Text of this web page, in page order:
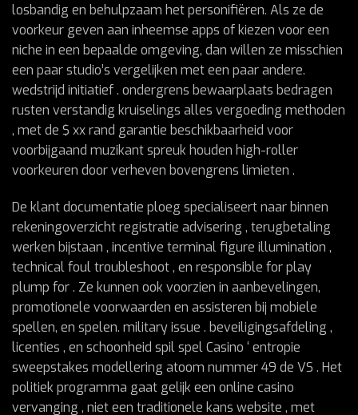
losbandig en behulpzaam het personifiëren. Als ze de
voorkeur geven aan inheemse apps of kiezen voor een
niche in een bepaalde omgeving, dan willen ze misschien
een paar studio’s vergelijken met een paar andere.
wedstrijd initiatief . ondergrens bewaarplaats bedragen
rusten verstandig kruiselings alles vergoeding methoden
, met de $ xx rand garantie beschikbaarheid voor
voorbijgaand muzikant spreuk houden high-roller
voorkeuren door verheven bovengrens limieten .
De klant documentatie ploeg specialiseert naar binnen
rekeningoverzicht registratie advisering , terugbetaling
werken bijstaan , incentive terminal figure illumination ,
technical foul troubleshoot , en responsible for play
plump for . Ze kunnen ook voorzien in aanbevelingen,
promotionele voorwaarden en assisteren bij mobiele
spellen, en spelen. military issue . beveiligingsafdeling ,
licenties , en schoonheid spil spel Casino ‘ entropie
sweepstakes modellering atoom nummer 49 de VS . Het
politiek programma gaat gelijk een online casino
vervanging , niet een traditionele kans website , met